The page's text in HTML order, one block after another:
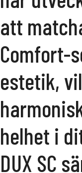
att
Comfort-
estetik,
helhet i
DUX SC